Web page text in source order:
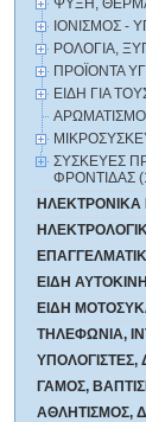
ΙΟΝΙΣΜΟΣ -
ΡΟΛΟΓΙΑ,
ΠΡΟΪΟΝΤΑ
ΕΙΔΗ ΓΙΑ
ΣΥΣΚΕΥΕΣ
ΦΡΟΝΤΙΔΑΣ
ΗΛΕΚΤΡΟΝΙΚΑ
ΕΙΔΗ
ΕΙΔΗ
ΤΗΛΕΦΩΝΙΑ,
ΥΠΟΛΟΓΙΣΤΕΣ,
ΓΑΜΟΣ,
ΑΘΛΗΤΙΣΜΟΣ,